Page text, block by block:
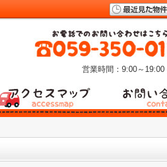
営業時間：9:00～19:00